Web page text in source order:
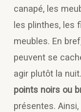
canapé, les
les plinthes, les
meubles. En
peuvent se
agir plutôt la
points noirs ou
présentes.